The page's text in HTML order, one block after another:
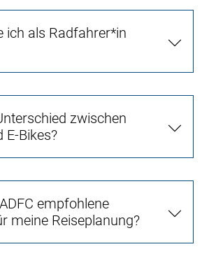
ich als Radfahrer*in
zwischen
E-Bikes?
empfohlene
meine Reiseplanung?